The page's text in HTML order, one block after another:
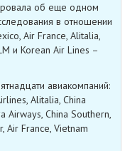
об еще одном
в отношении
Air France, Alitalia,
и Korean Air Lines –
авиакомпаний:
Alitalia, China
Airways, China Southern,
Air France, Vietnam